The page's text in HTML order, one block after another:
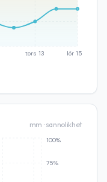
tors 13 lör 15
mm · sannolikhet
75%
100%